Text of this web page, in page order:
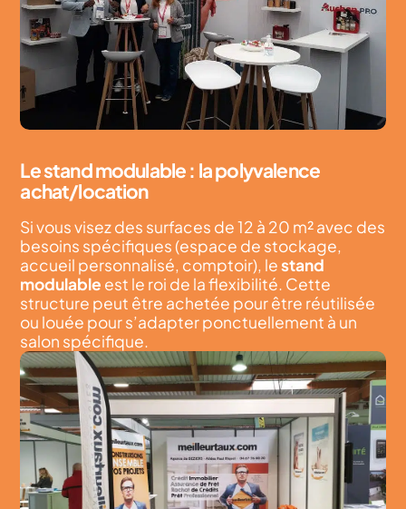
Le stand modulable : la polyvalence
achat/location
Si vous visez des surfaces de 12 à 20 m² avec des
besoins spécifiques (espace de stockage,
accueil personnalisé, comptoir), lestand
modulable est le roi de la flexibilité. Cette
structure peut être achetée pour être réutilisée
ou louée pour s’adapter ponctuellement à un
salon spécifique.